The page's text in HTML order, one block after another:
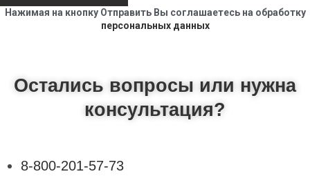
Нажимая на кнопку Отправить Вы соглашаетесь на обработку
персональных данных
Остались вопросы или нужна
консультация?
8-800-201-57-73